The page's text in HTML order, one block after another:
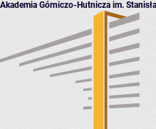
Akademia Górniczo-Hutnicza im.